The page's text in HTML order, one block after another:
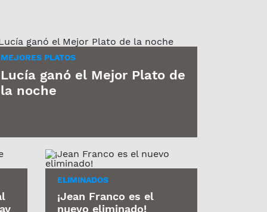
MEJORES PLATOS
Lucía ganó el Mejor Plato de
la noche
ELIMINADOS
¡Jean Franco es el
nuevo eliminado!